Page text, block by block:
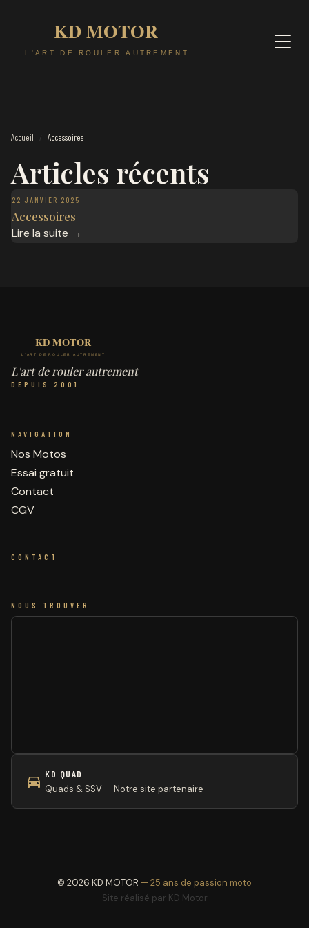
Accueil / Accessoires
Articles récents
22 JANVIER 2025
Accessoires
Lire la suite →
L'art de rouler autrement
DEPUIS 2001
NAVIGATION
Nos Motos
Essai gratuit
Contact
CGV
CONTACT
NOUS TROUVER
KD QUAD
Quads & SSV — Notre site partenaire
© 2026 KD MOTOR — 25 ans de passion moto
Site réalisé par KD Motor